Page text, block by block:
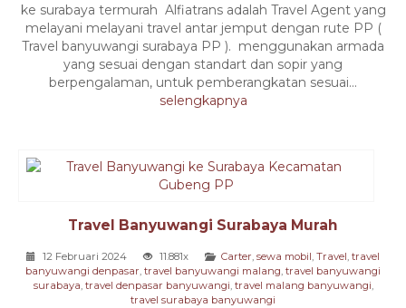
ke surabaya termurah Alfiatrans adalah Travel Agent yang
melayani melayani travel antar jemput dengan rute PP (
Travel banyuwangi surabaya PP ). menggunakan armada
yang sesuai dengan standart dan sopir yang
berpengalaman, untuk pemberangkatan sesuai...
selengkapnya
Travel Banyuwangi Surabaya Murah
12 Februari 2024 11.881x Carter, sewa mobil, Travel, travel
banyuwangi denpasar, travel banyuwangi malang, travel banyuwangi
surabaya, travel denpasar banyuwangi, travel malang banyuwangi,
travel surabaya banyuwangi